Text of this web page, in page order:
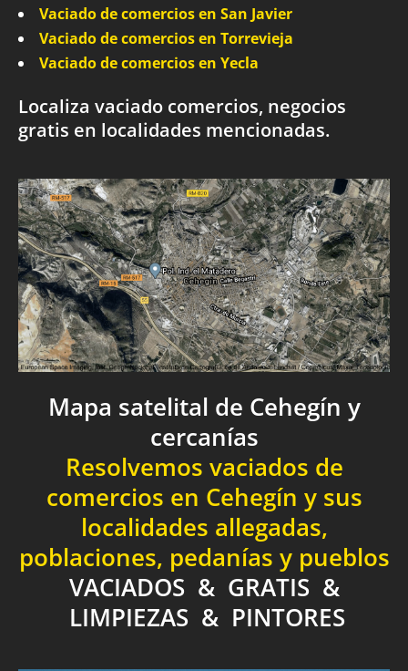
Vaciado de comercios en San Javier
Vaciado de comercios en Torrevieja
Vaciado de comercios en Yecla
Localiza vaciado comercios, negocios
gratis en localidades mencionadas.
Mapa satelital de Cehegín y
cercanías
Resolvemos vaciados de
comercios en Cehegín y sus
localidades allegadas,
poblaciones, pedanías y pueblos
VACIADOS & GRATIS &
LIMPIEZAS & PINTORES